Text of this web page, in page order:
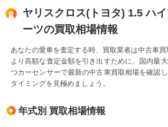
ヤリスクロス(トヨタ) 1.5 ハ
ーツの買取相場情報
あなたの愛車を査定する時、買取業者は中古車買
より高額な査定金額を引き出すために、国内最
つカーセンサーで最新の中古車買取相場を確認
タイミングを見極めましょう。
年式別 買取相場情報